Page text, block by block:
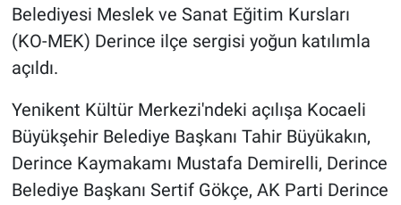
Belediyesi Meslek ve Sanat Eğitim Kursları
(KO-MEK) Derince ilçe sergisi yoğun katılımla
açıldı.
Yenikent Kültür Merkezi'ndeki açılışa Kocaeli
Büyükşehir Belediye Başkanı Tahir Büyükakın,
Derince Kaymakamı Mustafa Demirelli, Derince
Belediye Başkanı Sertif Gökçe, AK Parti Derince